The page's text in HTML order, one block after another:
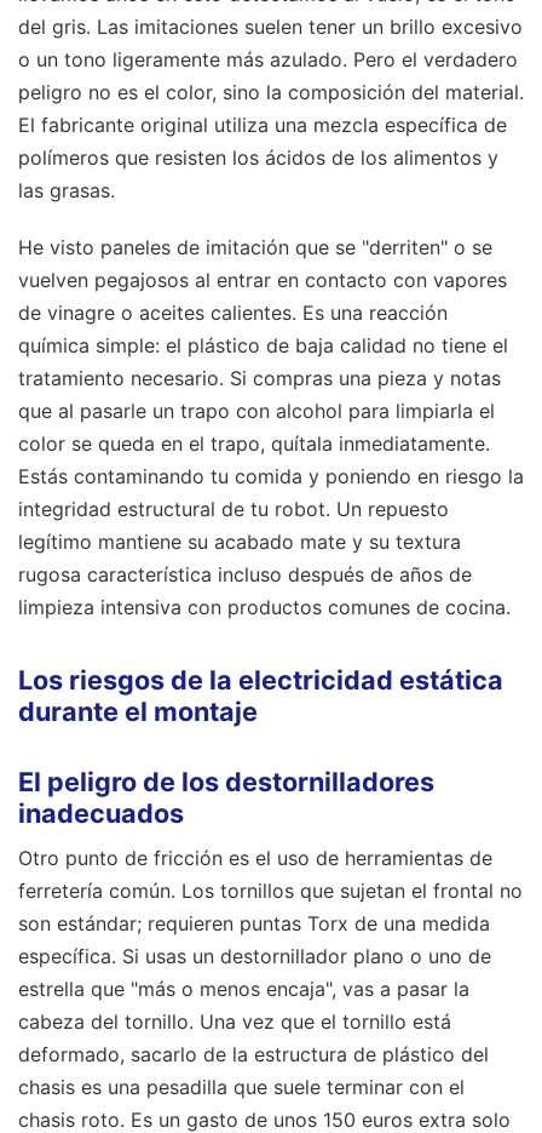
del gris. Las imitaciones suelen tener un brillo excesivo
o un tono ligeramente más azulado. Pero el verdadero
peligro no es el color, sino la composición del material.
El fabricante original utiliza una mezcla específica de
polímeros que resisten los ácidos de los alimentos y
las grasas.
He visto paneles de imitación que se "derriten" o se
vuelven pegajosos al entrar en contacto con vapores
de vinagre o aceites calientes. Es una reacción
química simple: el plástico de baja calidad no tiene el
tratamiento necesario. Si compras una pieza y notas
que al pasarle un trapo con alcohol para limpiarla el
color se queda en el trapo, quítala inmediatamente.
Estás contaminando tu comida y poniendo en riesgo la
integridad estructural de tu robot. Un repuesto
legítimo mantiene su acabado mate y su textura
rugosa característica incluso después de años de
limpieza intensiva con productos comunes de cocina.
Los riesgos de la electricidad estática
durante el montaje
El peligro de los destornilladores
inadecuados
Otro punto de fricción es el uso de herramientas de
ferretería común. Los tornillos que sujetan el frontal no
son estándar; requieren puntas Torx de una medida
específica. Si usas un destornillador plano o uno de
estrella que "más o menos encaja", vas a pasar la
cabeza del tornillo. Una vez que el tornillo está
deformado, sacarlo de la estructura de plástico del
chasis es una pesadilla que suele terminar con el
chasis roto. Es un gasto de unos 150 euros extra solo